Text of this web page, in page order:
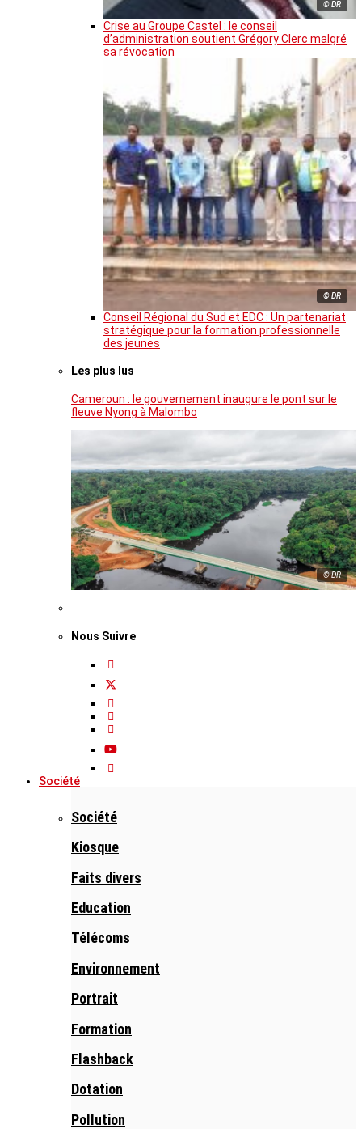
© DR
Crise au Groupe Castel : le conseil
d’administration soutient Grégory Clerc malgré
sa révocation
© DR
Conseil Régional du Sud et EDC : Un partenariat
stratégique pour la formation professionnelle
des jeunes
Les plus lus
Cameroun : le gouvernement inaugure le pont sur le
fleuve Nyong à Malombo
© DR
Nous Suivre
Société
Société
Kiosque
Faits divers
Education
Télécoms
Environnement
Portrait
Formation
Flashback
Dotation
Pollution